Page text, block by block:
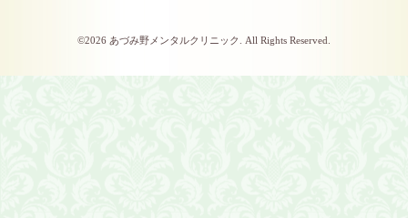
©2026 あづみ野メンタルクリニック . All Rights Reserved.